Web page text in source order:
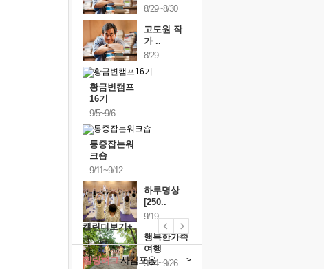
8/29~8/30
고도원 작
가 ..
8/29
황금변캠프
16기
9/5~9/6
통증잡는워
크숍
9/11~9/12
하루명상
[250..
9/19
행복한가족
여행
9/24~9/26
캘린더보기+
힐링허그사감포옹 >